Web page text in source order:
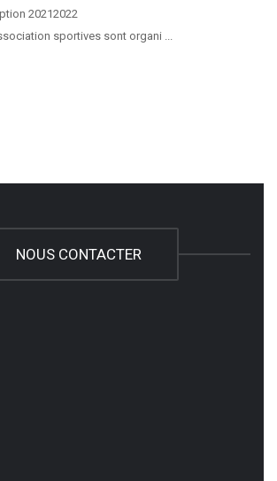
20212022
sportives sont organi ...
NOUS CONTACTER